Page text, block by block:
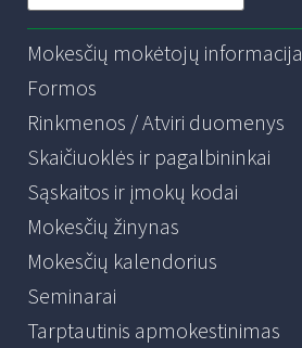
Mokesčių mokėtojų informacija
Formos
Rinkmenos / Atviri duomenys
Skaičiuoklės ir pagalbininkai
Sąskaitos ir įmokų kodai
Mokesčių žinynas
Mokesčių kalendorius
Seminarai
Tarptautinis apmokestinimas